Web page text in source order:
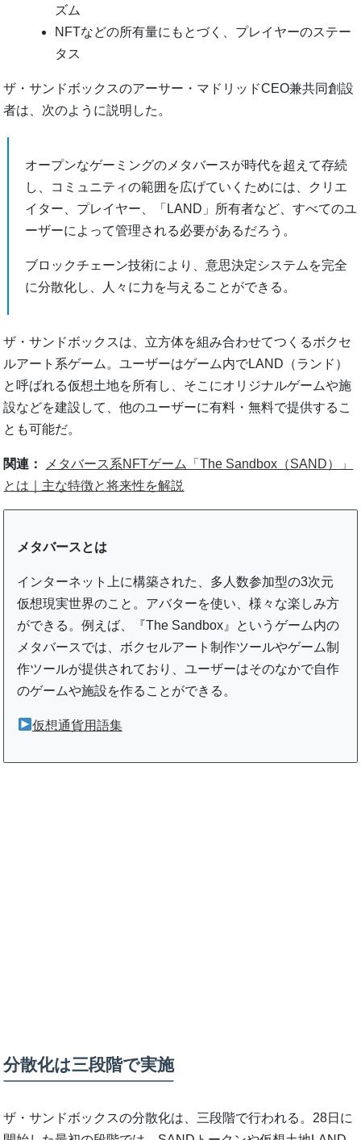
ズム
NFTなどの所有量にもとづく、プレイヤーのステー
タス
ザ・サンドボックスのアーサー・マドリッドCEO兼共同創設
者は、次のように説明した。
オープンなゲーミングのメタバースが時代を超えて存続
し、コミュニティの範囲を広げていくためには、クリエ
イター、プレイヤー、「LAND」所有者など、すべてのユ
ーザーによって管理される必要があるだろう。
ブロックチェーン技術により、意思決定システムを完全
に分散化し、人々に力を与えることができる。
ザ・サンドボックスは、立方体を組み合わせてつくるボクセ
ルアート系ゲーム。ユーザーはゲーム内でLAND（ランド）
と呼ばれる仮想土地を所有し、そこにオリジナルゲームや施
設などを建設して、他のユーザーに有料・無料で提供するこ
とも可能だ。
関連：
メタバース系NFTゲーム「The Sandbox（SAND）」
とは｜主な特徴と将来性を解説
メタバースとは
インターネット上に構築された、多人数参加型の3次元
仮想現実世界のこと。アバターを使い、様々な楽しみ方
ができる。例えば、『The Sandbox』というゲーム内の
メタバースでは、ボクセルアート制作ツールやゲーム制
作ツールが提供されており、ユーザーはそのなかで自作
のゲームや施設を作ることができる。
仮想通貨用語集
分散化は三段階で実施
ザ・サンドボックスの分散化は、三段階で行われる。28日に